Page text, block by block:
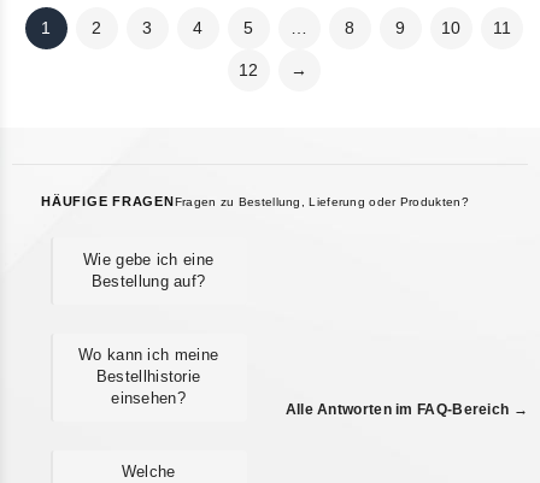
1 2 3 4 5 8 9 10 11
12 →
HÄUFIGE FRAGEN Fragen zu Bestellung, Lieferung oder Produkten?
Wie gebe ich eine
Bestellung auf?
Wo kann ich meine
Bestellhistorie
einsehen?
Welche
Alle Antworten im FAQ-Bereich →